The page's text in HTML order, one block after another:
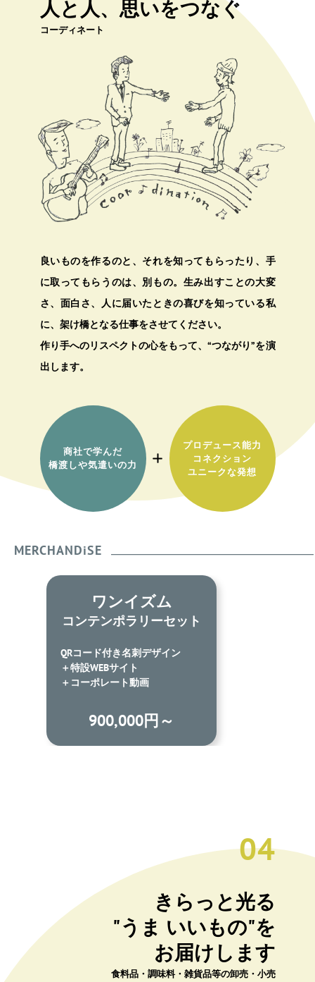
人と人、思いをつなぐ
コーディネート
良いものを作るのと、それを知ってもらったり、手
に取ってもらうのは、別もの。生み出すことの大変
さ、面白さ、人に届いたときの喜びを知っている私
に、架け橋となる仕事をさせてください。
作り手へのリスペクトの心をもって、“つながり”を演
出します。
商社で学んだ
橋渡しや気遣いの力
プロデュース能力
コネクション
ユニークな発想
MERCHANDiSE
各種デザイン
名刺、封筒、ロゴ、リーフレッ
ン・制作
04
きらっと光る
"うま いいもの"を
お届けします
食料品・調味料・雑貨品等の卸売・小売